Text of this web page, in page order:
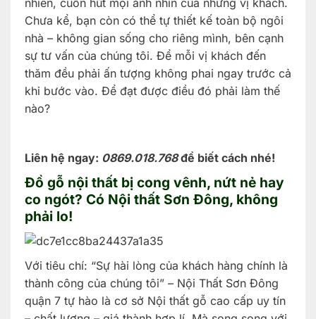
nhiên, cuốn hút mọi ánh nhìn của những vị khách.
Chưa kể, bạn còn có thể tự thiết kế toàn bộ ngôi
nhà – không gian sống cho riêng mình, bên cạnh
sự tư vấn của chúng tôi. Để mỗi vị khách đến
thăm đều phải ấn tượng không phai ngay trước cả
khi bước vào. Để đạt được điều đó phải làm thế
nào?
Liên hệ ngay: 0869.018.768để biết cách nhé!
Đồ gỗ nội thất bị cong vênh, nứt nẻ hay
co ngót? Có Nội thất Sơn Đông, không
phải lo!
Với tiêu chí: “Sự hài lòng của khách hàng chính là
thành công của chúng tôi” – Nội Thất Sơn Đông
quận 7 tự hào là cơ sở Nội thất gỗ cao cấp uy tín